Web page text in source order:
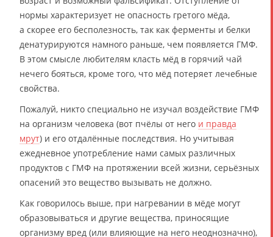
нормы характеризует не опасность гретого мёда,
а скорее его бесполезность, так как ферменты и белки
денатурируются намного раньше, чем появляется ГМФ.
В этом смысле любителям класть мёд в горячий чай
нечего бояться, кроме того, что мёд потеряет лечебные
свойства.
Пожалуй, никто специально не изучал воздействие ГМФ
на организм человека (вот пчёлы от него и правда
мрут) и его отдалённые последствия. Но учитывая
ежедневное употребление нами самых различных
продуктов с ГМФ на протяжении всей жизни, серьёзных
опасений это вещество вызывать не должно.
Как говорилось выше, при нагревании в мёде могут
образовываться и другие вещества, приносящие
организму вред (или влияющие на него неоднозначно),